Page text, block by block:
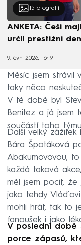
15 fotografií
ANKETA: Češi
určil prestižní
9. čvn 2026, 16:19
Měsíc jsem
taky něco
V té době byl
Benitez a já jsem
součástí toho
Další velký
Bára Špotáková
Abakumovovou,
každá taková
měl jsem pocit, že
jako tehdy
mohli hrát, tak to
fanoušek i jako
V poslední době
porce zápasů,